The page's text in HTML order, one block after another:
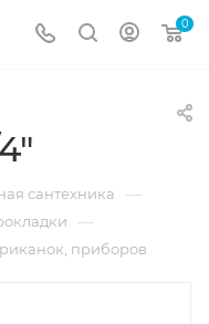
0
сантехника —
—
приборов